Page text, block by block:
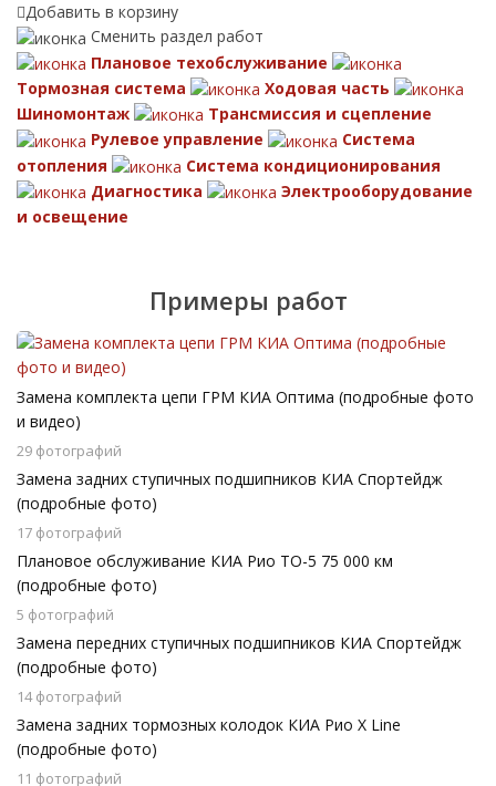
Добавить в корзину
Сменить раздел работ
Плановое техобслуживание
Тормозная система
Ходовая часть
Шиномонтаж
Трансмиссия и сцепление
Рулевое управление
Система
отопления
Система кондиционирования
Диагностика
Электрооборудование
и освещение
Примеры работ
Замена комплекта цепи ГРМ КИА Оптима (подробные фото
и видео)
29 фотографий
Замена задних ступичных подшипников КИА Спортейдж
(подробные фото)
17 фотографий
Плановое обслуживание КИА Рио ТО-5 75 000 км
(подробные фото)
5 фотографий
Замена передних ступичных подшипников КИА Спортейдж
(подробные фото)
14 фотографий
Замена задних тормозных колодок КИА Рио X Line
(подробные фото)
11 фотографий